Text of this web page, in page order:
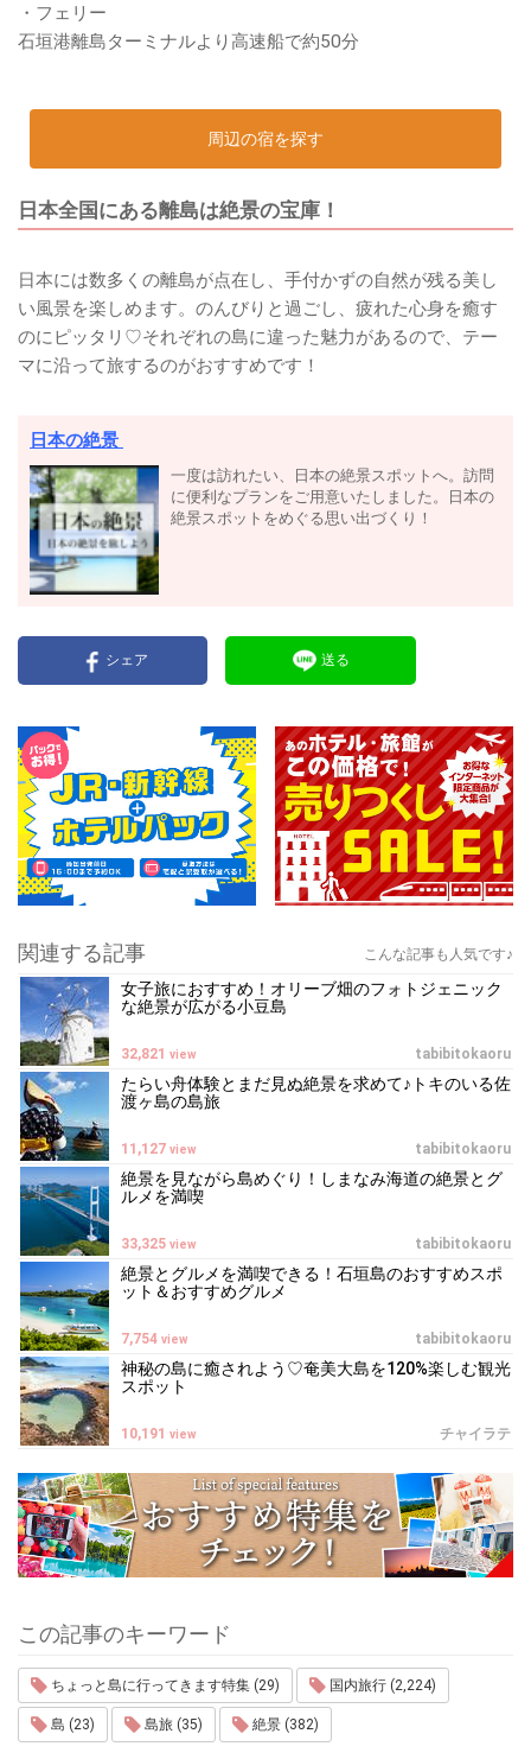
・フェリー
石垣港離島ターミナルより高速船で約50分
周辺の宿を探す
日本全国にある離島は絶景の宝庫！
日本には数多くの離島が点在し、手付かずの自然が残る美し
い風景を楽しめます。のんびりと過ごし、疲れた心身を癒す
のにピッタリ♡それぞれの島に違った魅力があるので、テー
マに沿って旅するのがおすすめです！
日本の絶景
一度は訪れたい、日本の絶景スポットへ。訪問
に便利なプランをご用意いたしました。日本の
絶景スポットをめぐる思い出づくり！
シェア 送る
関連する記事 こんな記事も人気です♪
女子旅におすすめ！オリーブ畑のフォトジェニック
な絶景が広がる小豆島
tabibitokaoru
32,821 view
たらい舟体験とまだ見ぬ絶景を求めて♪トキのいる佐
渡ヶ島の島旅
tabibitokaoru
11,127 view
絶景を見ながら島めぐり！しまなみ海道の絶景とグ
ルメを満喫
tabibitokaoru
33,325 view
絶景とグルメを満喫できる！石垣島のおすすめスポ
ット＆おすすめグルメ
tabibitokaoru
7,754 view
神秘の島に癒されよう♡奄美大島を120%楽しむ観光
スポット
チャイラテ
10,191 view
この記事のキーワード
ちょっと島に行ってきます特集 (29) 国内旅行 (2,224)
島 (23) 島旅 (35) 絶景 (382)